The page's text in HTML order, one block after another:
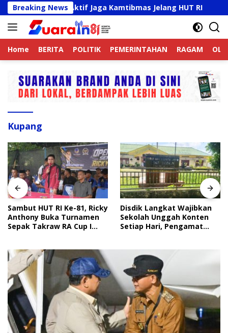
Langsung
ke
konten
Breaking News
Online Aktif Jaga Kamtibmas Jelang HUT RI
Home BERITA POLITIK PEMERINTAHAN RAGAM
Kupang
Sambut HUT RI Ke-81, Ricky
Anthony Buka Turnamen
Sepak Takraw RA Cup I
Disdik Langkat Wajibkan
Sekolah Unggah Konten
Setiap Hari, Pengamat